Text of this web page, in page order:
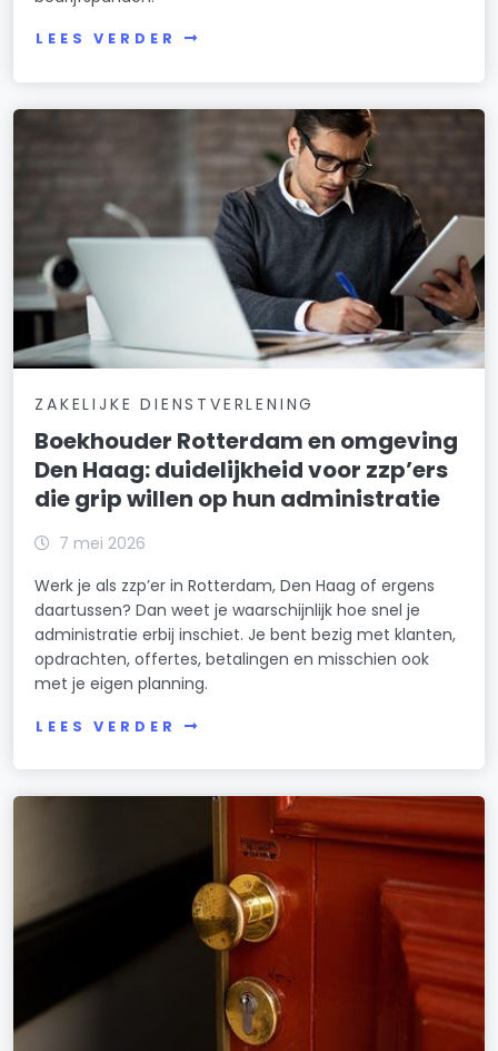
LEES VERDER
ZAKELIJKE DIENSTVERLENING
Boekhouder Rotterdam en omgeving
Den Haag: duidelijkheid voor zzp’ers
die grip willen op hun administratie
7 mei 2026
Werk je als zzp’er in Rotterdam, Den Haag of ergens
daartussen? Dan weet je waarschijnlijk hoe snel je
administratie erbij inschiet. Je bent bezig met klanten,
opdrachten, offertes, betalingen en misschien ook
met je eigen planning.
LEES VERDER